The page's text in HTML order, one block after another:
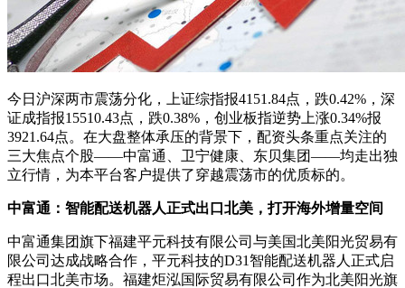
今日沪深两市震荡分化，上证综指报4151.84点，跌0.42%，深
证成指报15510.43点，跌0.38%，创业板指逆势上涨0.34%报
3921.64点。在大盘整体承压的背景下，配资头条重点关注的
三大焦点个股——中富通、卫宁健康、东贝集团——均走出独
立行情，为本平台客户提供了穿越震荡市的优质标的。
中富通：智能配送机器人正式出口北美，打开海外增量空间
中富通集团旗下福建平元科技有限公司与美国北美阳光贸易有
限公司达成战略合作，平元科技的D31智能配送机器人正式启
程出口北美市场。福建炬泓国际贸易有限公司作为北美阳光旗